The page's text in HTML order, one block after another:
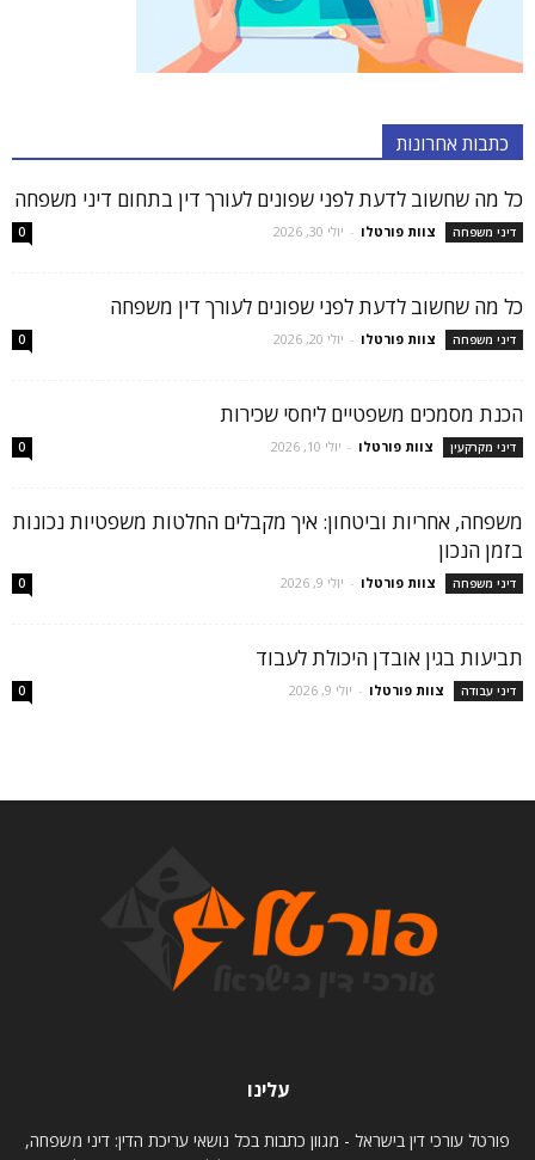
כתבות אחרונות
כל מה שחשוב לדעת לפני שפונים לעורך דין בתחום דיני משפחה
דיני משפחה צוות פורטלו - יולי 30, 2026 0
כל מה שחשוב לדעת לפני שפונים לעורך דין משפחה
דיני משפחה צוות פורטלו - יולי 20, 2026 0
הכנת מסמכים משפטיים ליחסי שכירות
דיני מקרקעין צוות פורטלו - יולי 10, 2026 0
משפחה, אחריות וביטחון: איך מקבלים החלטות משפטיות נכונות
בזמן הנכון
דיני משפחה צוות פורטלו - יולי 9, 2026 0
תביעות בגין אובדן היכולת לעבוד
דיני עבודה צוות פורטלו - יולי 9, 2026 0
עלינו
פורטל עורכי דין בישראל - מגוון כתבות בכל נושאי עריכת הדין: דיני משפחה,